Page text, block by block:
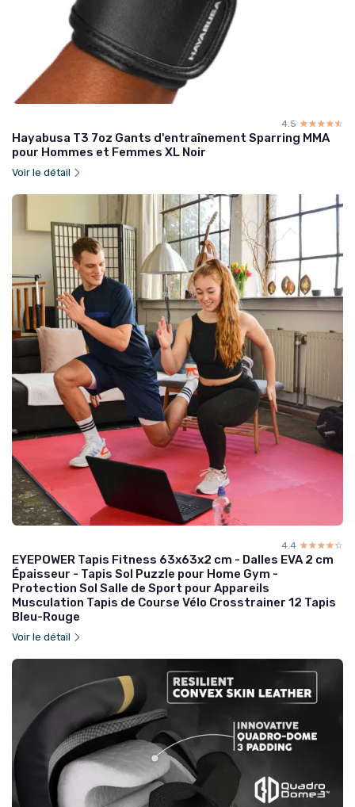
4.5 ☆☆☆☆☆
★★★★★
Hayabusa T3 7oz Gants d'entraînement Sparring MMA
pour Hommes et Femmes XL Noir
Voir le détail
4.4 ☆☆☆☆☆
★★★★★
EYEPOWER Tapis Fitness 63x63x2 cm - Dalles EVA 2 cm
Épaisseur - Tapis Sol Puzzle pour Home Gym -
Protection Sol Salle de Sport pour Appareils
Musculation Tapis de Course Vélo Crosstrainer 12 Tapis
Bleu-Rouge
Voir le détail